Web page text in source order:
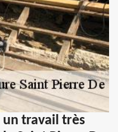
travail très